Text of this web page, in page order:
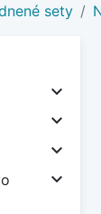
sety



